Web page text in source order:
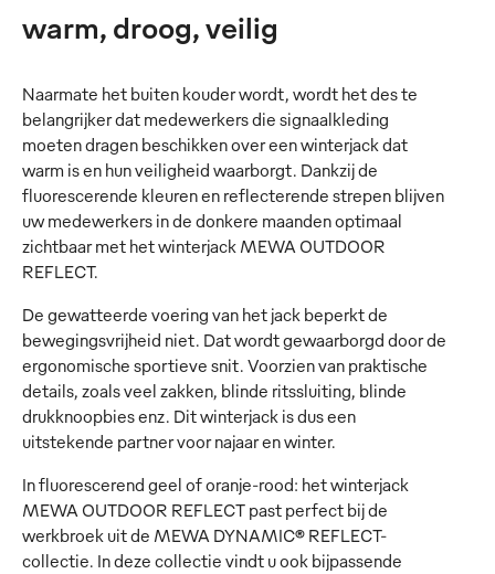
warm, droog, veilig
Naarmate het buiten kouder wordt, wordt het des te
belangrijker dat medewerkers die signaalkleding
moeten dragen beschikken over een winterjack dat
warm is en hun veiligheid waarborgt. Dankzij de
fluorescerende kleuren en reflecterende strepen blijven
uw medewerkers in de donkere maanden optimaal
zichtbaar met het winterjack MEWA OUTDOOR
REFLECT.
De gewatteerde voering van het jack beperkt de
bewegingsvrijheid niet. Dat wordt gewaarborgd door de
ergonomische sportieve snit. Voorzien van praktische
details, zoals veel zakken, blinde ritssluiting, blinde
drukknoopbies enz. Dit winterjack is dus een
uitstekende partner voor najaar en winter.
In fluorescerend geel of oranje-rood: het winterjack
MEWA OUTDOOR REFLECT past perfect bij de
werkbroek uit de MEWA DYNAMIC® REFLECT-
collectie. In deze collectie vindt u ook bijpassende